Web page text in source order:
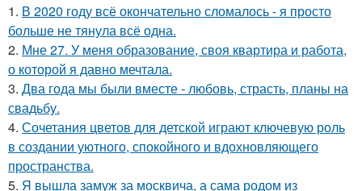
1. В 2020 году всё окончательно сломалось - я просто
больше не тянула всё одна.
2. Мне 27. У меня образование, своя квартира и работа,
о которой я давно мечтала.
3. Два года мы были вместе - любовь, страсть, планы на
свадьбу.
4. Сочетания цветов для детской играют ключевую роль
в создании уютного, спокойного и вдохновляющего
пространства.
5. Я вышла замуж за москвича, а сама родом из